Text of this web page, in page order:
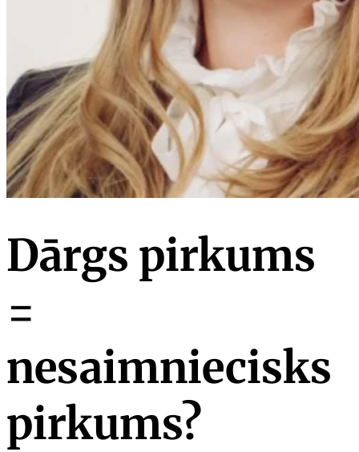
Dārgs pirkums
=
nesaimniecisks
pirkums?